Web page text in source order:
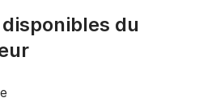
sauvages de l’Escalet et les
un confort exceptionnel.
paddle, farniente au soleil
du